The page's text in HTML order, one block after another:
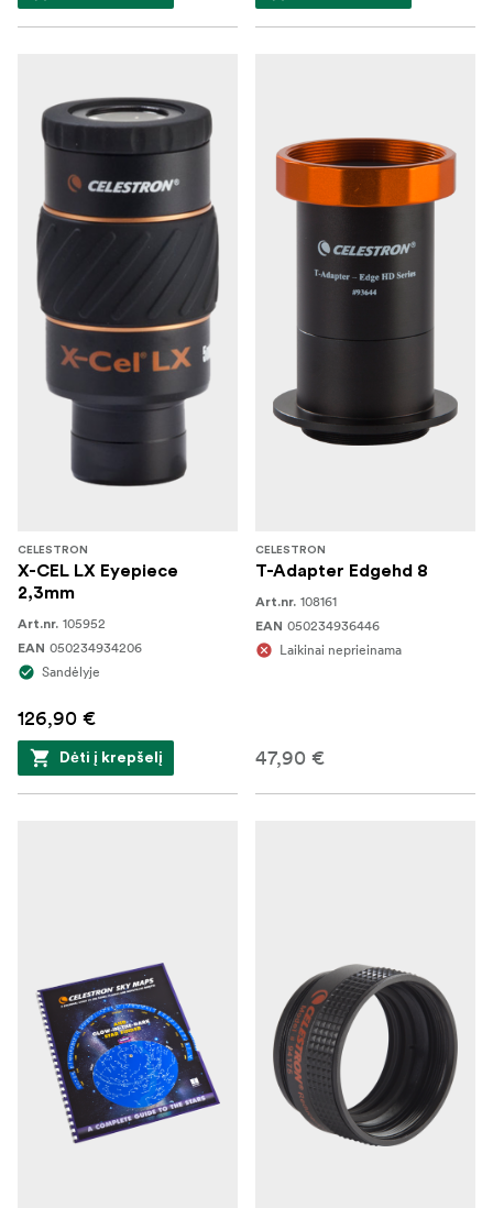
CELESTRON
X-CEL LX Eyepiece
2,3mm
Art.nr. 105952
EAN 050234934206
Sandėlyje
126,90 €
Dėti į krepšelį
CELESTRON
T-Adapter Edgehd 8
Art.nr. 108161
EAN 050234936446
Laikinai neprieinama
47,90 €